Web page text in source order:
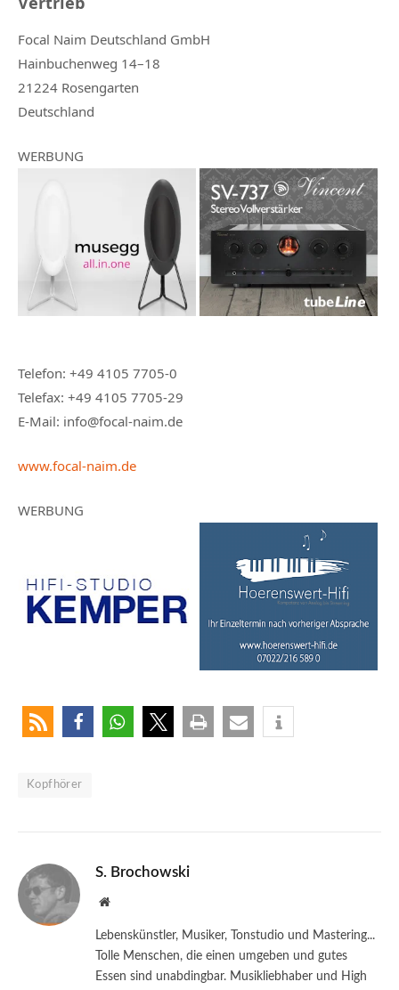
Focal Naim Deutschland GmbH
Hainbuchenweg 14–18
21224 Rosengarten
Deutschland
WERBUNG
Telefon: +49 4105 7705-0
Telefax: +49 4105 7705-29
E-Mail: info@focal-naim.de
www.focal-naim.de
WERBUNG
Kopfhörer
S. Brochowski
Website
Lebenskünstler, Musiker, Tonstudio und Mastering...
Tolle Menschen, die einen umgeben und gutes
Essen sind unabdingbar. Musikliebhaber und High